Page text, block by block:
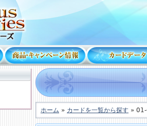
ホーム » カードを一覧から探す »